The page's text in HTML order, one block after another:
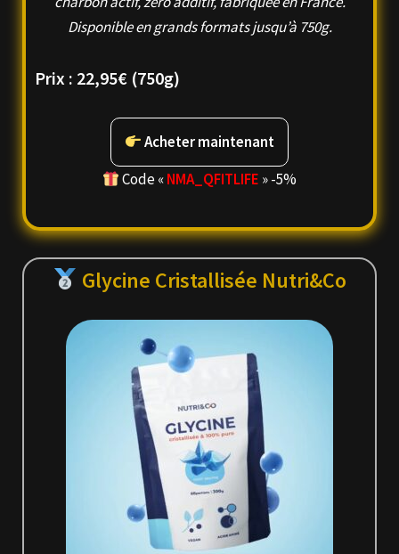
Disponible en grands formats jusqu’à 750g.
Prix : 22,95€ (750g)
Acheter maintenant
Code «NMA_ QFITLIFE » -5%
Glycine Cristallisée Nutri&Co